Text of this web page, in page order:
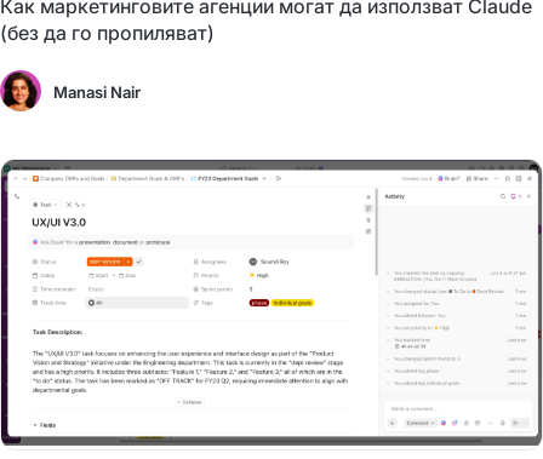
Как маркетинговите агенции могат да използват Claude
(без да го пропиляват)
Manasi Nair